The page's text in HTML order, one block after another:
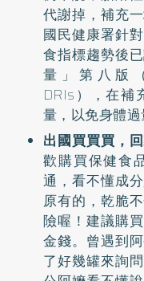
代謝掉，補充
國民健康署針
食指標趨勢後
量」第八版
DRIs），在補
量，以免身體過
出國買買買，
歡購買保健食
通，看不懂成
原有的，乾脆
險喔！建議購
金錢。曾遇到
了好幾罐來詢